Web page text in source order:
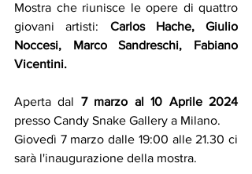
Mostra che riunisce le opere di quattro
giovani artisti: Carlos Hache, Giulio
Noccesi, Marco Sandreschi, Fabiano
Vicentini.
Aperta dal 7 marzo al 10 Aprile 2024
presso Candy Snake Gallery a Milano.
Giovedì 7 marzo dalle 19:00 alle 21.30 ci
sarà l'inaugurazione della mostra.